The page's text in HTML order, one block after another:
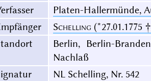
Platen-Hallermünde,
Schelling (*27.01.1775
Berlin, Berlin-
Nachlaß
NL Schelling, Nr. 542